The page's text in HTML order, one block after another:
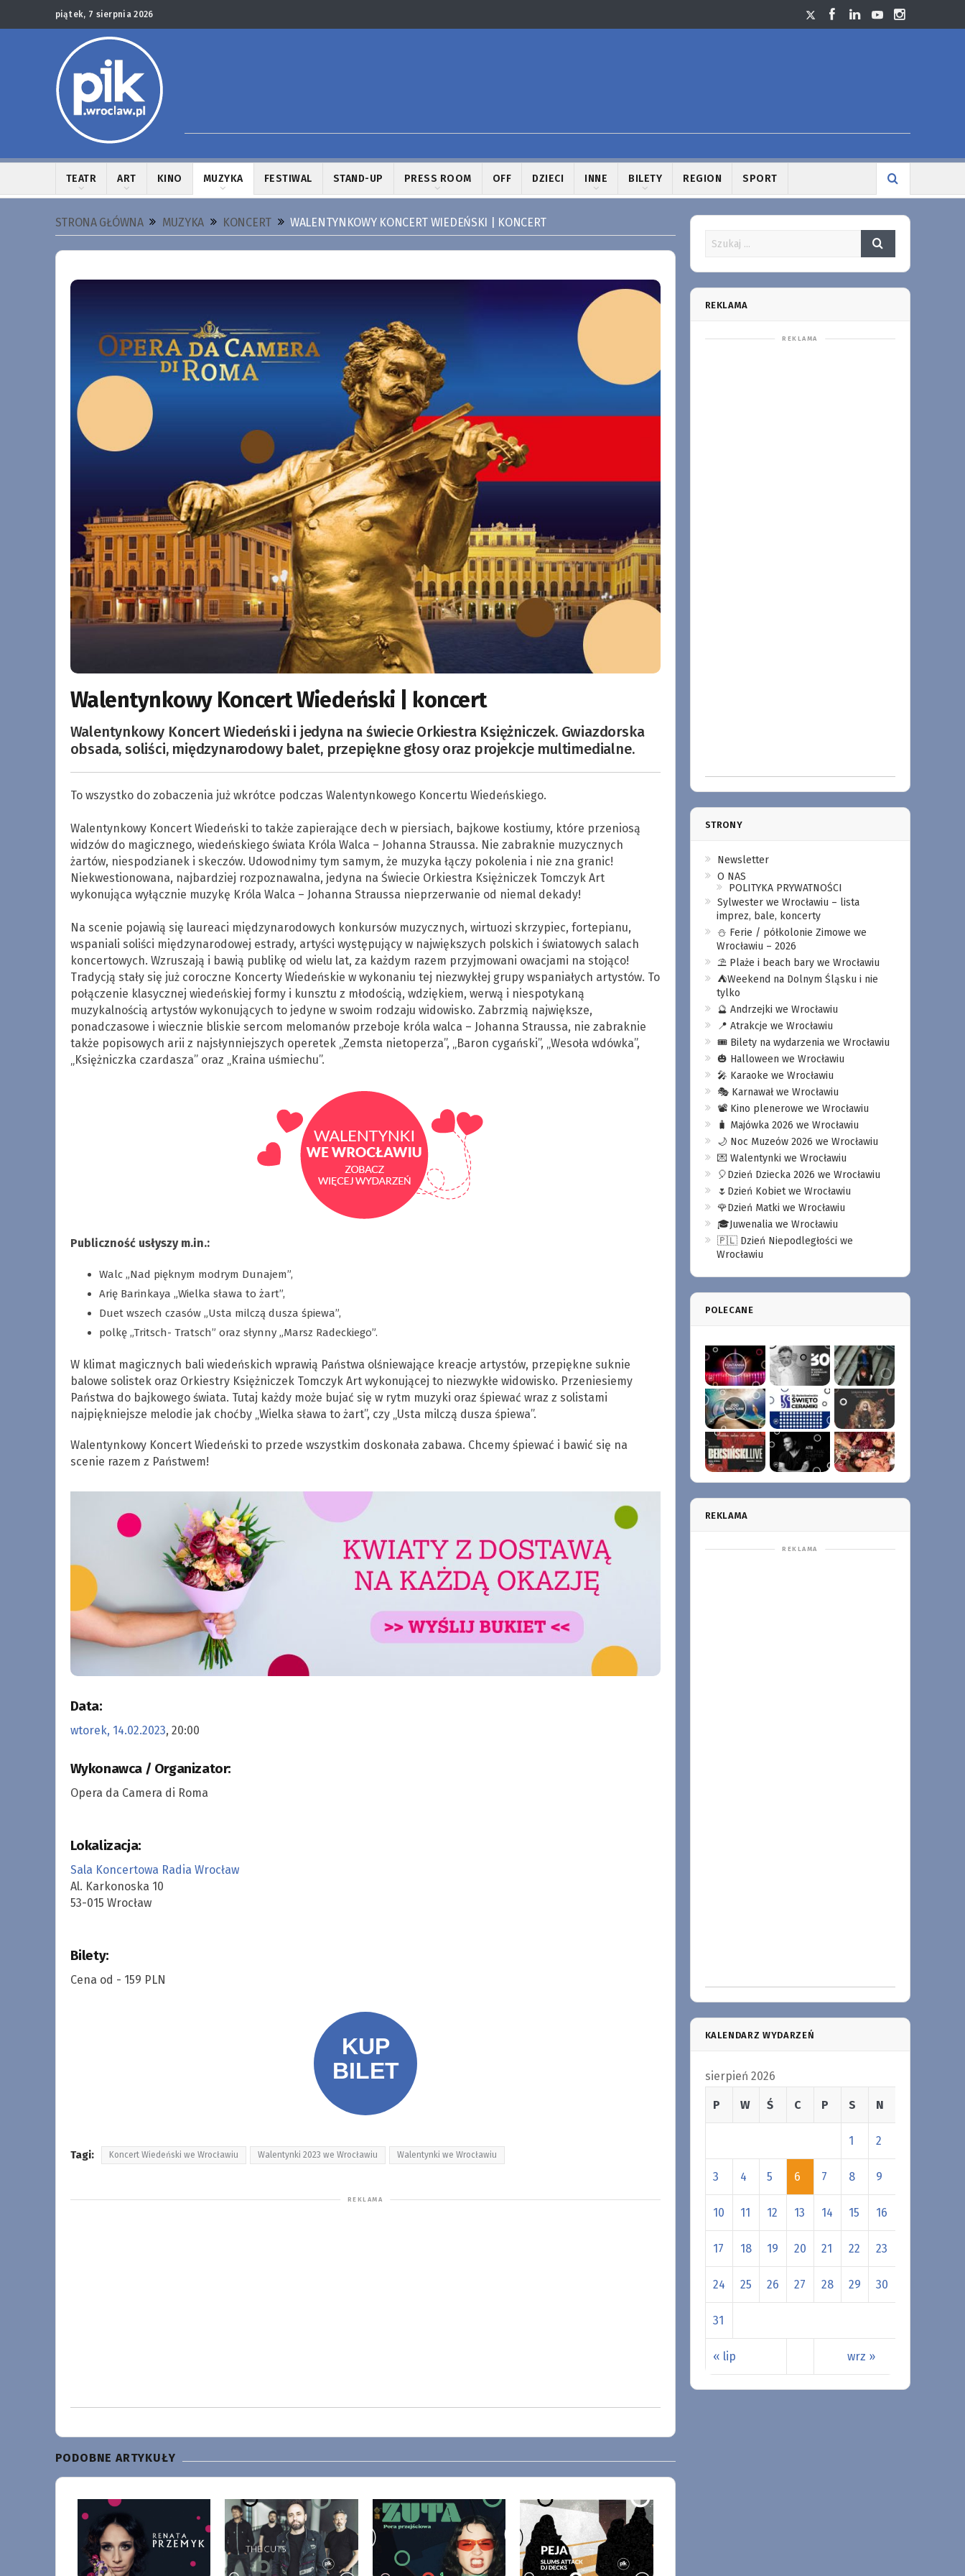
piątek, 7 sierpnia 2026
TEATR ART KINO MUZYKA FESTIWAL STAND-UP PRESS ROOM OFF DZIECI INNE BILETY REGION SPORT
STRONA GŁÓWNA MUZYKA KONCERT WALENTYNKOWY KONCERT WIEDEŃSKI | KONCERT
Walentynkowy Koncert Wiedeński | koncert
Walentynkowy Koncert Wiedeński i jedyna na świecie Orkiestra Księżniczek. Gwiazdorska
obsada, soliści, międzynarodowy balet, przepiękne głosy oraz projekcje multimedialne.
To wszystko do zobaczenia już wkrótce podczas Walentynkowego Koncertu Wiedeńskiego.
Walentynkowy Koncert Wiedeński to także zapierające dech w piersiach, bajkowe kostiumy, które przeniosą
widzów do magicznego, wiedeńskiego świata Króla Walca – Johanna Straussa. Nie zabraknie muzycznych
żartów, niespodzianek i skeczów. Udowodnimy tym samym, że muzyka łączy pokolenia i nie zna granic!
Niekwestionowana, najbardziej rozpoznawalna, jedyna na Świecie Orkiestra Księżniczek Tomczyk Art
wykonująca wyłącznie muzykę Króla Walca – Johanna Straussa nieprzerwanie od niemal dekady!
Na scenie pojawią się laureaci międzynarodowych konkursów muzycznych, wirtuozi skrzypiec, fortepianu,
wspaniali soliści międzynarodowej estrady, artyści występujący w największych polskich i światowych salach
koncertowych. Wzruszają i bawią publikę od wielu lat, za każdym razem przyjmowani owacjami na stojąco!
Tradycją stały się już coroczne Koncerty Wiedeńskie w wykonaniu tej niezwykłej grupy wspaniałych artystów. To
połączenie klasycznej wiedeńskiej formy i kunsztu z młodością, wdziękiem, werwą i niespotykaną
muzykalnością artystów wykonujących to jedyne w swoim rodzaju widowisko. Zabrzmią największe,
ponadczasowe i wiecznie bliskie sercom melomanów przeboje króla walca – Johanna Straussa, nie zabraknie
także popisowych arii z najsłynniejszych operetek „Zemsta nietoperza”, „Baron cygański”, „Wesoła wdówka”,
„Księżniczka czardasza” oraz „Kraina uśmiechu”.
Publiczność usłyszy m.in.:
Walc „Nad pięknym modrym Dunajem”,
Arię Barinkaya „Wielka sława to żart”,
Duet wszech czasów „Usta milczą dusza śpiewa”,
polkę „Tritsch- Tratsch” oraz słynny „Marsz Radeckiego”.
W klimat magicznych bali wiedeńskich wprawią Państwa olśniewające kreacje artystów, przepiękne suknie
balowe solistek oraz Orkiestry Księżniczek Tomczyk Art wykonującej to niezwykłe widowisko. Przeniesiemy
Państwa do bajkowego świata. Tutaj każdy może bujać się w rytm muzyki oraz śpiewać wraz z solistami
najpiękniejsze melodie jak choćby „Wielka sława to żart”, czy „Usta milczą dusza śpiewa”.
Walentynkowy Koncert Wiedeński to przede wszystkim doskonała zabawa. Chcemy śpiewać i bawić się na
scenie razem z Państwem!
Data:
wtorek, 14.02.2023, 20:00
Wykonawca / Organizator:
Opera da Camera di Roma
Lokalizacja:
Sala Koncertowa Radia Wrocław
Al. Karkonoska 10
53-015 Wrocław
Bilety:
Cena od - 159 PLN
Tagi: Koncert Wiedeński we Wrocławiu Walentynki 2023 we Wrocławiu Walentynki we Wrocławiu
PODOBNE ARTYKUŁY
REKLAMA
STRONY
Newsletter
O NAS
POLITYKA PRYWATNOŚCI
Sylwester we Wrocławiu – lista
imprez, bale, koncerty
⛄️ Ferie / półkolonie Zimowe we
Wrocławiu – 2026
⛱️ Plaże i beach bary we Wrocławiu
⛺️Weekend na Dolnym Śląsku i nie
tylko
🔮 Andrzejki we Wrocławiu
📍 Atrakcje we Wrocławiu
🎟️ Bilety na wydarzenia we Wrocławiu
🎃 Halloween we Wrocławiu
🎤 Karaoke we Wrocławiu
🎭 Karnawał we Wrocławiu
📽️ Kino plenerowe we Wrocławiu
🧳 Majówka 2026 we Wrocławiu
🌙 Noc Muzeów 2026 we Wrocławiu
💌 Walentynki we Wrocławiu
🎈Dzień Dziecka 2026 we Wrocławiu
🌷Dzień Kobiet we Wrocławiu
🌹Dzień Matki we Wrocławiu
🎓Juwenalia we Wrocławiu
🇵🇱 Dzień Niepodległości we
Wrocławiu
POLECANE
REKLAMA
KALENDARZ WYDARZEŃ
sierpień 2026
P W Ś C P S N
« lip wrz »
1 2
3 4 5 6 7 8 9
10 11 12 13 14 15 16
17 18 19 20 21 22 23
24 25 26 27 28 29 30
31